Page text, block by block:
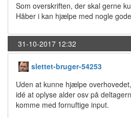
Som overskriften, der skal gerne
Håber i kan hjælpe med nogle
31-10-2017 12:32
slettet-bruger-54253
Uden at kunne hjælpe
idé at oplyse alder osv på
komme med fornuftige input.